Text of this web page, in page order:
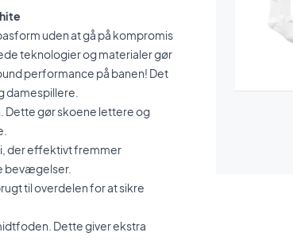
uden at gå på kompromis
teknologier og materialer gør
performance på banen! Det
damespillere.
Dette gør skoene lettere og
der effektivt fremmer
bevægelser.
til overdelen for at sikre
Dette giver ekstra